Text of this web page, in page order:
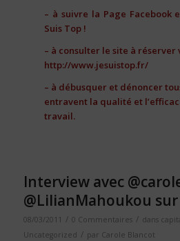
– à suivre la Page Facebook
Suis Top !
– à consulter le site à réserver
http://www.jesuistop.fr/
– à débusquer et dénoncer
entravent la qualité et
travail.
Interview avec
@LilianMahoukou
08/03/2011 / 0 Commentaires / dans
Uncategorized / par Carole Blancot